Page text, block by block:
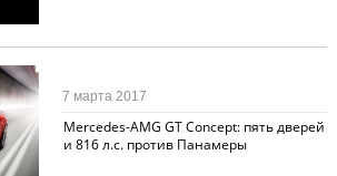
Mercedes-AMG GT Concept: пять дверей
и 816 л.с. против Панамеры
7 марта 2017